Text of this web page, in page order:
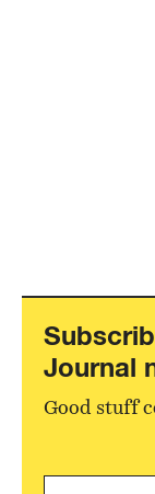
Journal
Good stuff